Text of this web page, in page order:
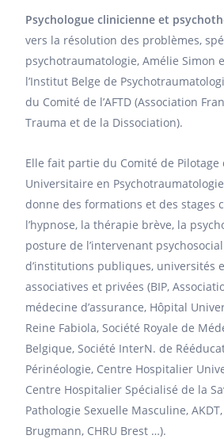
Psychologue clinicienne et
vers la résolution des problèmes,
psychotraumatologie, Amélie Simon
l’Institut Belge de
du Comité de l’AFTD (Association
Trauma et de la Dissociation).
Elle fait partie du Comité de Pilotage
Universitaire en Psychotraumatologie
donne des formations et des stages
l’hypnose, la thérapie brève, la
posture de l’intervenant
d’institutions publiques, universités
associatives et privées (BIP,
médecine d’assurance, Hôpital
Reine Fabiola, Société Royale de
Belgique, Société InterN. de
Périnéologie, Centre Hospitalier
Centre Hospitalier Spécialisé de la
Pathologie Sexuelle Masculine, AKDT,
Brugmann, CHRU Brest …).